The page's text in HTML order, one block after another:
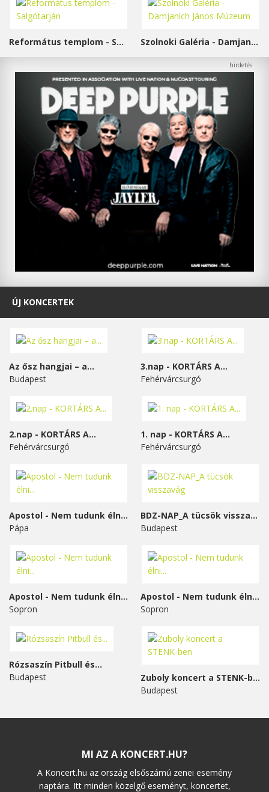
Református templom - Salgótarján Szolnoki Galéria - Damjanich János Múzeum
ÚJ KONCERTEK
Az ősz hangjai – a...
Budapest
3.nap - KORTÁRS A...
Fehérvárcsurgó
2.nap - KORTÁRS A...
Fehérvárcsurgó
1. nap - KORTÁRS A...
Fehérvárcsurgó
Apostol - Nem tudunk élni...
Pápa
BDZ-NAP_A tücsök visszavág
Budapest
Apostol - Nem tudunk élni...
Sopron
Apostol - Nem tudunk élni...
Sopron
Rózsaszín Pitbull és...
Budapest
Zuboly koncert a STENK-ben
Budapest
MI AZ A KONCERT.HU?
A Koncert.hu az ország elsőszámú zenei esemény
naptára. Itt minden közelgő eseményt, koncertet,